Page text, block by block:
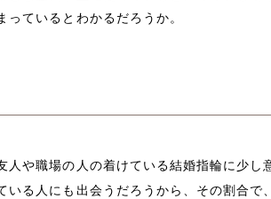
ているとわかるだろうか。
や職場の人の着けている結婚指輪に少し
る人にも出会うだろうから、その割合で